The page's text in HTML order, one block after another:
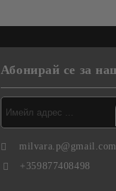
Абонирай се за
milvara.p@gmail.com
+359877408498